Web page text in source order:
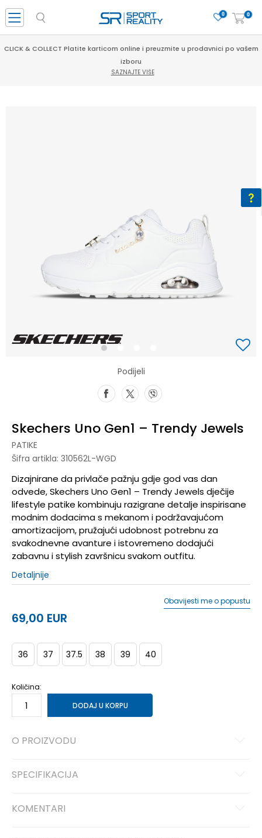
0
0
CLICK & COLLECT Platite karticom online i preuzmite u prodavnici po vašem
izboru
SAZNAJTE VIŠE
1
Podijeli
Skechers Uno Gen1 – Trendy Jewels
PATIKE
Šifra artikla: 310562L-WGD
Dizajnirane da privlače pažnju gdje god vas dan
odvede, Skechers Uno Gen1 – Trendy Jewels dječije
lifestyle patike kombinuju razigrane detalje inspirisane
modnim dodacima s mekanom i podržavajućom
amortizacijom, pružajući udobnost potrebnu za
svakodnevne avanture i istovremeno dodajući
zabavnu i stylish završnicu svakom outfitu.
Detaljnije
69,00 EUR
Obavijesti me o popustu
36 37 37.5 38 39 40
Količina:
DODAJ U KORPU
O PROIZVODU
SPECIFIKACIJA
KOMENTARI